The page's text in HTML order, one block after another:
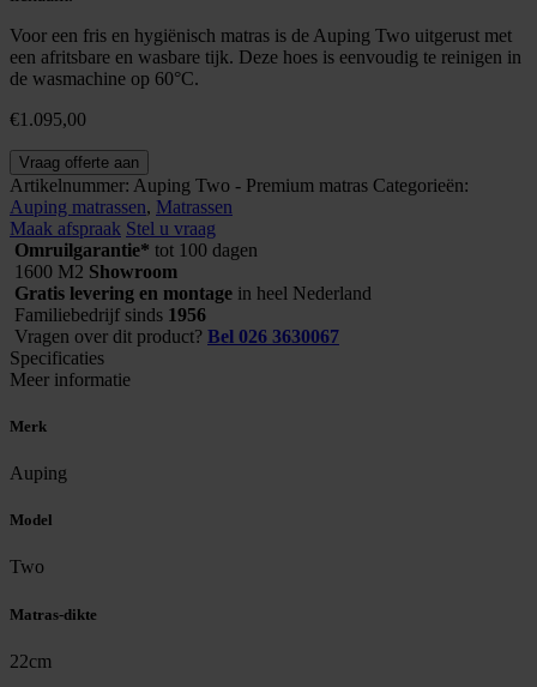
Voor een fris en hygiënisch matras is de Auping Two uitgerust met
een afritsbare en wasbare tijk. Deze hoes is eenvoudig te reinigen in
de wasmachine op 60°C.
€1.095,00
Auping
Two
-
Premium
matras
aantal
Vraag offerte aan
Artikelnummer: Auping Two - Premium matras Categorieën:
Auping matrassen, Matrassen
Maak afspraak Stel u vraag
Omruilgarantie* tot 100 dagen
1600 M2 Showroom
Gratis levering en montage in heel Nederland
Familiebedrijf sinds 1956
Vragen over dit product? Bel 026 3630067
Specificaties
Meer informatie
Merk
Auping
Model
Two
Matras-dikte
22cm